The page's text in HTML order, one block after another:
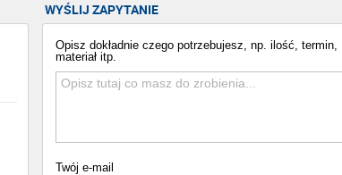
WYŚLIJ ZAPYTANIE
Opisz dokładnie czego potrzebujesz, np. ilość, termin,
materiał itp.
Twój e-mail